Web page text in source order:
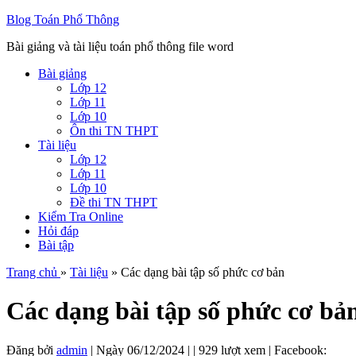
Blog Toán Phổ Thông
Bài giảng và tài liệu toán phổ thông file word
Bài giảng
Lớp 12
Lớp 11
Lớp 10
Ôn thi TN THPT
Tài liệu
Lớp 12
Lớp 11
Lớp 10
Đề thi TN THPT
Kiểm Tra Online
Hỏi đáp
Bài tập
Trang chủ » Tài liệu » Các dạng bài tập số phức cơ bản
Các dạng bài tập số phức cơ
Đăng bởi admin | Ngày 06/12/2024 | | 929 lượt xem | Facebook: